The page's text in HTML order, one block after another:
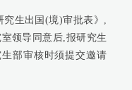
生出国(境)审批表》,
领导同意后,报研究生
部审核时须提交邀请